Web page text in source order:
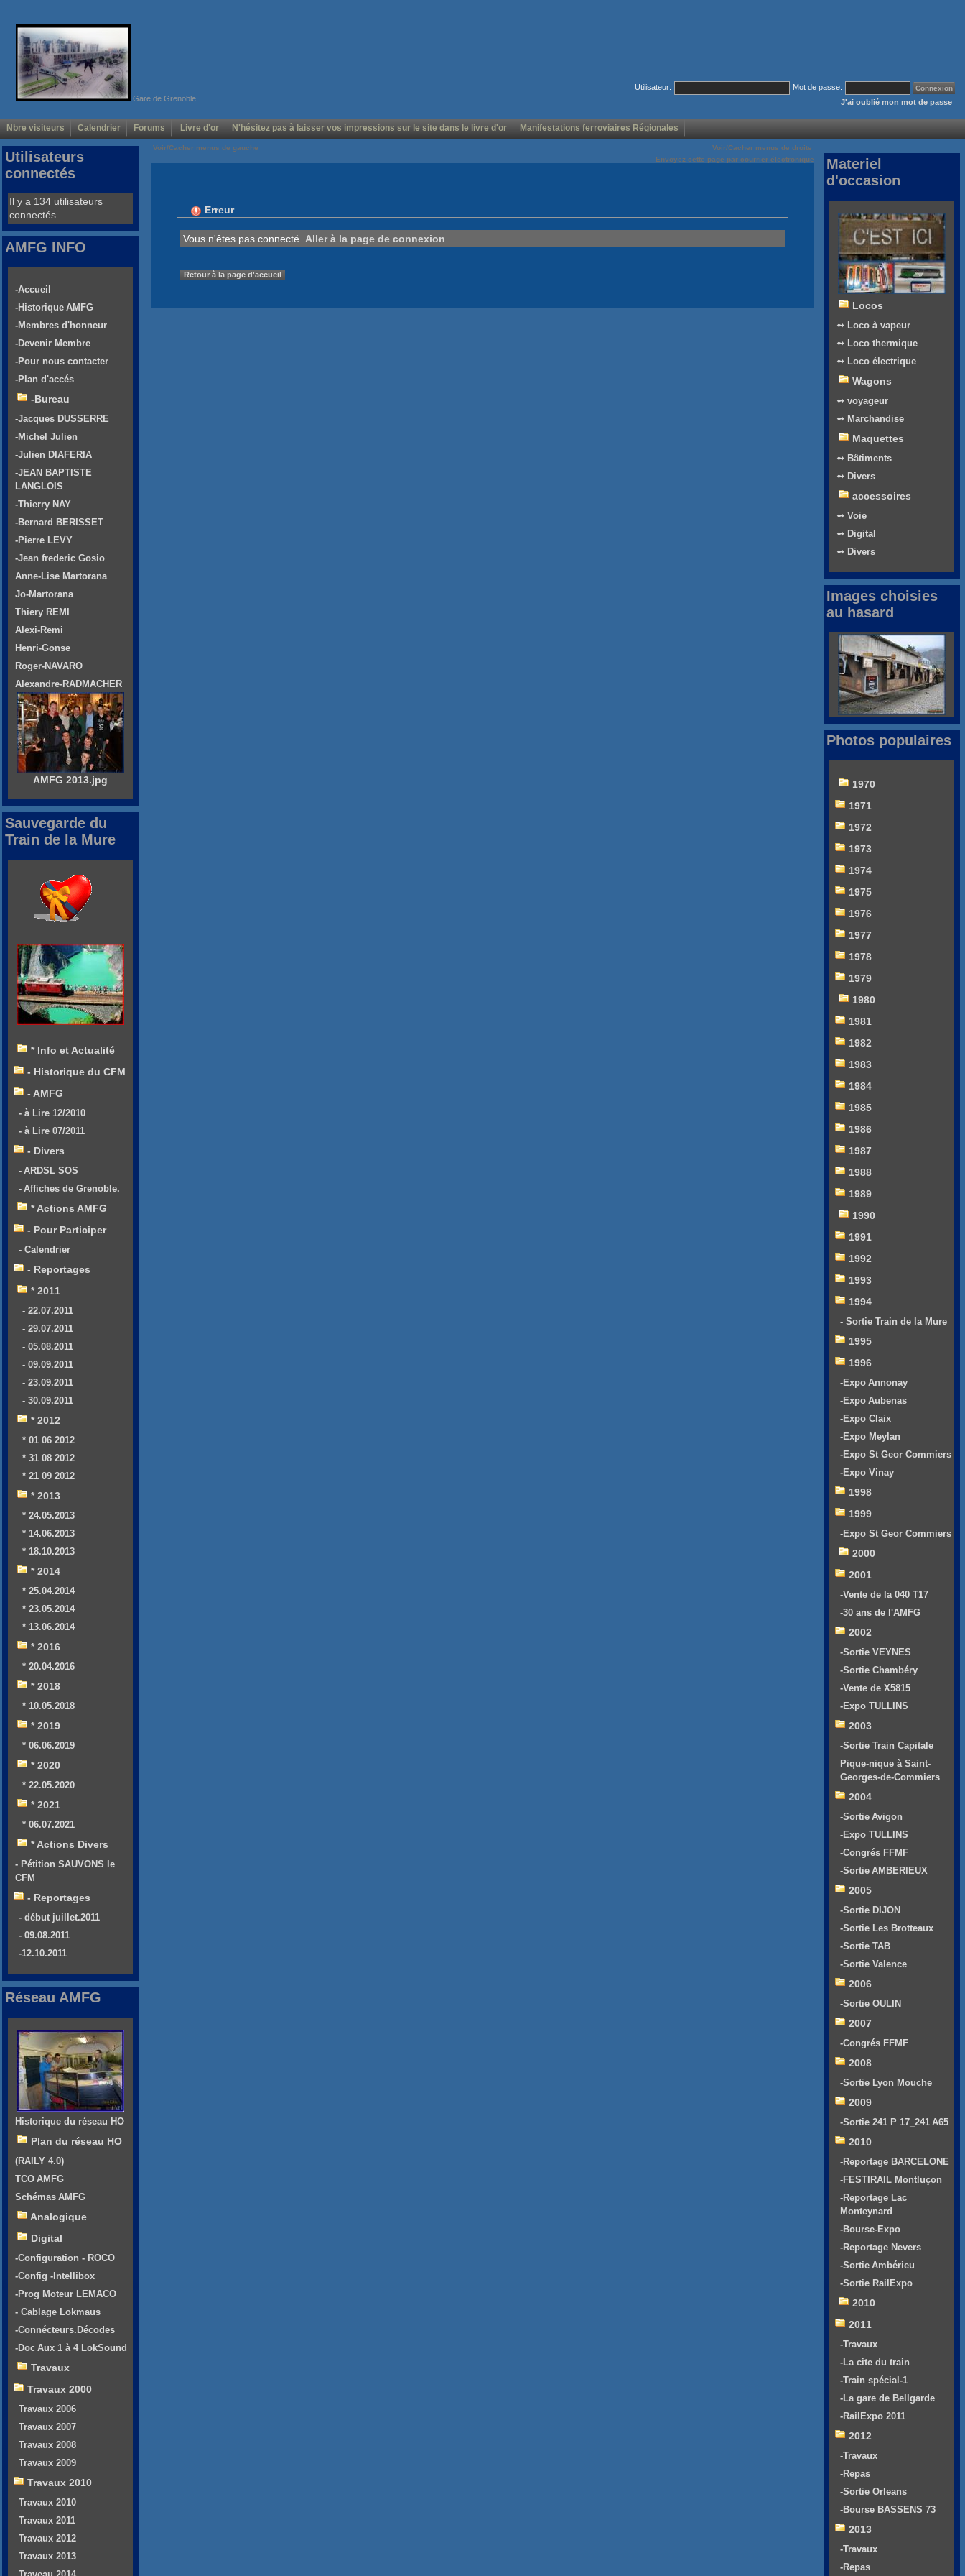
Gare de Grenoble
Utilisateur:
Mot de passe:
J'ai oublié mon mot de passe
Nbre visiteurs Calendrier Forums Livre d'or N'hésitez pas à laisser vos impressions sur le site dans le livre d'or Manifestations ferroviaires Régionales
Voir/Cacher menus de gauche
Voir/Cacher menus de droite
Envoyez cette page par courrier électronique
Erreur
Vous n'êtes pas connecté. Aller à la page de connexion
Retour à la page d'accueil
Utilisateurs
connectés
Il y a 134 utilisateurs
connectés
AMFG INFO
-Accueil
-Historique AMFG
-Membres d'honneur
-Devenir Membre
-Pour nous contacter
-Plan d'accés
-Bureau
-Jacques DUSSERRE
-Michel Julien
-Julien DIAFERIA
-JEAN BAPTISTE
LANGLOIS
-Thierry NAY
-Bernard BERISSET
-Pierre LEVY
-Jean frederic Gosio
Anne-Lise Martorana
Jo-Martorana
Thiery REMI
Alexi-Remi
Henri-Gonse
Roger-NAVARO
Alexandre-RADMACHER
AMFG 2013.jpg
Sauvegarde du
Train de la Mure
* Info et Actualité
- Historique du CFM
- AMFG
- à Lire 12/2010
- à Lire 07/2011
- Divers
- ARDSL SOS
- Affiches de Grenoble.
* Actions AMFG
- Pour Participer
- Calendrier
- Reportages
* 2011
- 22.07.2011
- 29.07.2011
- 05.08.2011
- 09.09.2011
- 23.09.2011
- 30.09.2011
* 2012
* 01 06 2012
* 31 08 2012
* 21 09 2012
* 2013
* 24.05.2013
* 14.06.2013
* 18.10.2013
* 2014
* 25.04.2014
* 23.05.2014
* 13.06.2014
* 2016
* 20.04.2016
* 2018
* 10.05.2018
* 2019
* 06.06.2019
* 2020
* 22.05.2020
* 2021
* 06.07.2021
* Actions Divers
- Pétition SAUVONS le
CFM
- Reportages
- début juillet.2011
- 09.08.2011
-12.10.2011
Réseau AMFG
Historique du réseau HO
Plan du réseau HO
(RAILY 4.0)
TCO AMFG
Schémas AMFG
Analogique
Digital
-Configuration - ROCO
-Config -Intellibox
-Prog Moteur LEMACO
- Cablage Lokmaus
-Connécteurs.Décodes
-Doc Aux 1 à 4 LokSound
Travaux
Travaux 2000
Travaux 2006
Travaux 2007
Travaux 2008
Travaux 2009
Travaux 2010
Travaux 2010
Travaux 2011
Travaux 2012
Travaux 2013
Materiel
d'occasion
Locos
➻ Loco à vapeur
➻ Loco thermique
➻ Loco électrique
Wagons
➻ voyageur
➻ Marchandise
Maquettes
➻ Bâtiments
➻ Divers
accessoires
➻ Voie
➻ Digital
➻ Divers
Images choisies
au hasard
Photos populaires
1970
1971
1972
1973
1974
1975
1976
1977
1978
1979
1980
1981
1982
1983
1984
1985
1986
1987
1988
1989
1990
1991
1992
1993
1994
- Sortie Train de la Mure
1995
1996
-Expo Annonay
-Expo Aubenas
-Expo Claix
-Expo Meylan
-Expo St Geor Commiers
-Expo Vinay
1998
1999
-Expo St Geor Commiers
2000
2001
-Vente de la 040 T17
-30 ans de l'AMFG
2002
-Sortie VEYNES
-Sortie Chambéry
-Vente de X5815
-Expo TULLINS
2003
-Sortie Train Capitale
Pique-nique à Saint-
Georges-de-Commiers
2004
-Sortie Avigon
-Expo TULLINS
-Congrés FFMF
-Sortie AMBERIEUX
2005
-Sortie DIJON
-Sortie Les Brotteaux
-Sortie TAB
-Sortie Valence
2006
-Sortie OULIN
2007
-Congrés FFMF
2008
-Sortie Lyon Mouche
2009
-Sortie 241 P 17_241 A65
2010
-Reportage BARCELONE
-FESTIRAIL Montluçon
-Reportage Lac
Monteynard
-Bourse-Expo
-Reportage Nevers
-Sortie Ambérieu
-Sortie RailExpo
2010
2011
-Travaux
-La cite du train
-Train spécial-1
-La gare de Bellgarde
-RailExpo 2011
2012
-Travaux
-Repas
-Sortie Orleans
-Bourse BASSENS 73
2013
-Travaux
-Repas